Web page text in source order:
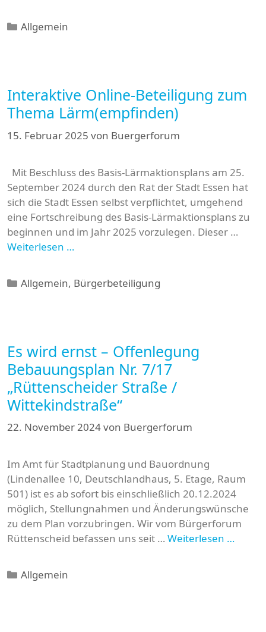
Kategorien
Allgemein
Interaktive Online-Beteiligung zum
Thema Lärm(empfinden)
15. Februar 2025 von Buergerforum
Mit Beschluss des Basis-Lärmaktionsplans am 25.
September 2024 durch den Rat der Stadt Essen hat
sich die Stadt Essen selbst verpflichtet, umgehend
eine Fortschreibung des Basis-Lärmaktionsplans zu
beginnen und im Jahr 2025 vorzulegen. Dieser …
Weiterlesen …
Kategorien
Allgemein, Bürgerbeteiligung
Es wird ernst – Offenlegung
Bebauungsplan Nr. 7/17
„Rüttenscheider Straße /
Wittekindstraße“
22. November 2024von Buergerforum
Im Amt für Stadtplanung und Bauordnung
(Lindenallee 10, Deutschlandhaus, 5. Etage, Raum
501) ist es ab sofort bis einschließlich 20.12.2024
möglich, Stellungnahmen und Änderungswünsche
zu dem Plan vorzubringen. Wir vom Bürgerforum
Rüttenscheid befassen uns seit … Weiterlesen …
Kategorien
Allgemein